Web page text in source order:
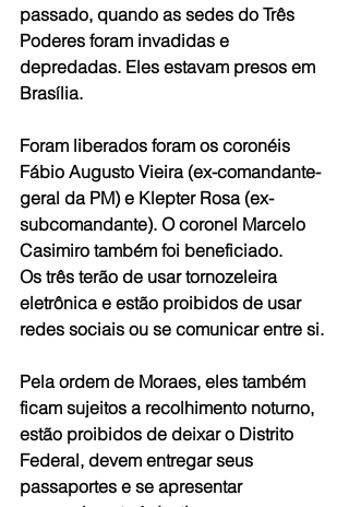
passado, quando as sedes do Três
Poderes foram invadidas e
depredadas. Eles estavam presos em
Brasília.
Foram liberados foram os coronéis
Fábio Augusto Vieira (ex-comandante-
geral da PM) e Klepter Rosa (ex-
subcomandante). O coronel Marcelo
Casimiro também foi beneficiado.
Os três terão de usar tornozeleira
eletrônica e estão proibidos de usar
redes sociais ou se comunicar entre si.
Pela ordem de Moraes, eles também
ficam sujeitos a recolhimento noturno,
estão proibidos de deixar o Distrito
Federal, devem entregar seus
passaportes e se apresentar